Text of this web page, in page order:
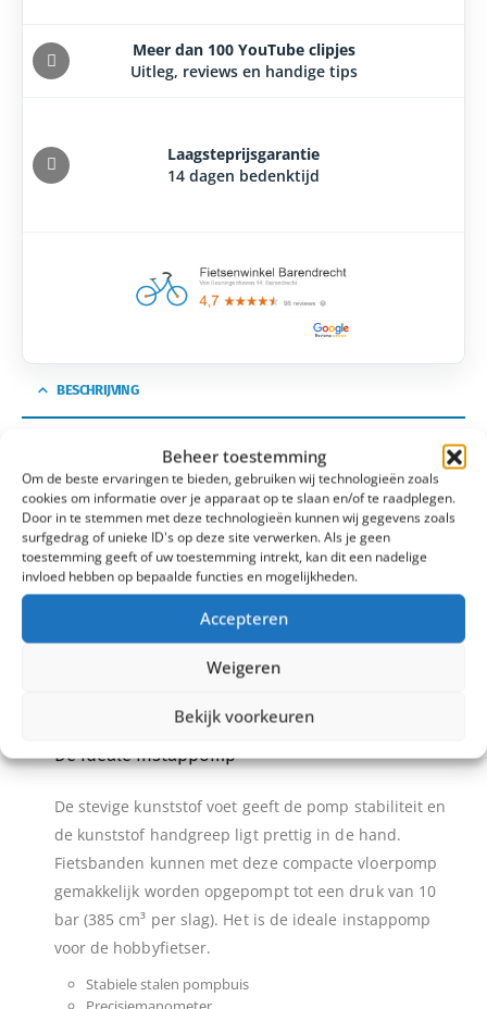
Beheer toestemming
Om de beste ervaringen te bieden, gebruiken wij technologieën zoals
cookies om informatie over je apparaat op te slaan en/of te raadplegen.
Door in te stemmen met deze technologieën kunnen wij gegevens zoals
surfgedrag of unieke ID's op deze site verwerken. Als je geen
toestemming geeft of uw toestemming intrekt, kan dit een nadelige
invloed hebben op bepaalde functies en mogelijkheden.
Accepteren
Weigeren
Bekijk voorkeuren
Meer dan 100 YouTube clipjes
Uitleg, reviews en handige tips
Laagsteprijsgarantie
14 dagen bedenktijd
BESCHRIJVING
SKS Airkompressor Compact
10.0
Solide vloerpomp voor airpower
Degelijk: de SKS AIRKOMPRESSOR COMPACT 10.0
vloerpomp maakt indruk met een stabiele stalen
pompbuis, een goed afleesbare precisiemanometer en
de verbeterde MULTI VALVE kop “MV EASY” voor alle
soorten ventielen.
De ideale instappomp
De stevige kunststof voet geeft de pomp stabiliteit en
de kunststof handgreep ligt prettig in de hand.
Fietsbanden kunnen met deze compacte vloerpomp
gemakkelijk worden opgepompt tot een druk van 10
bar (385 cm³ per slag). Het is de ideale instappomp
voor de hobbyfietser.
Stabiele stalen pompbuis